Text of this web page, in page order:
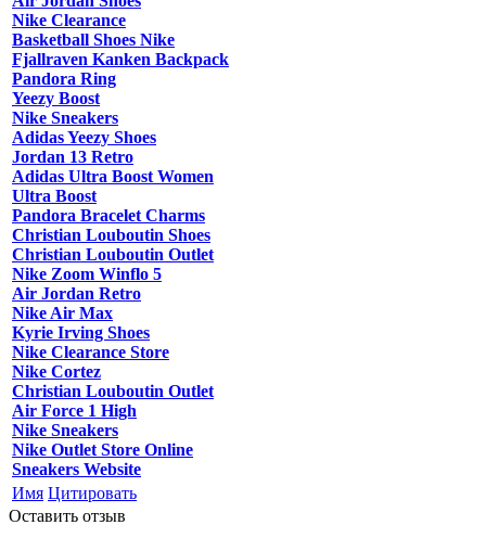
Nike Clearance
Basketball Shoes Nike
Fjallraven Kanken Backpack
Pandora Ring
Yeezy Boost
Nike Sneakers
Adidas Yeezy Shoes
Jordan 13 Retro
Adidas Ultra Boost Women
Ultra Boost
Pandora Bracelet Charms
Christian Louboutin Shoes
Christian Louboutin Outlet
Nike Zoom Winflo 5
Air Jordan Retro
Nike Air Max
Kyrie Irving Shoes
Nike Clearance Store
Nike Cortez
Christian Louboutin Outlet
Air Force 1 High
Nike Sneakers
Nike Outlet Store Online
Sneakers Website
Имя Цитировать
Оставить отзыв